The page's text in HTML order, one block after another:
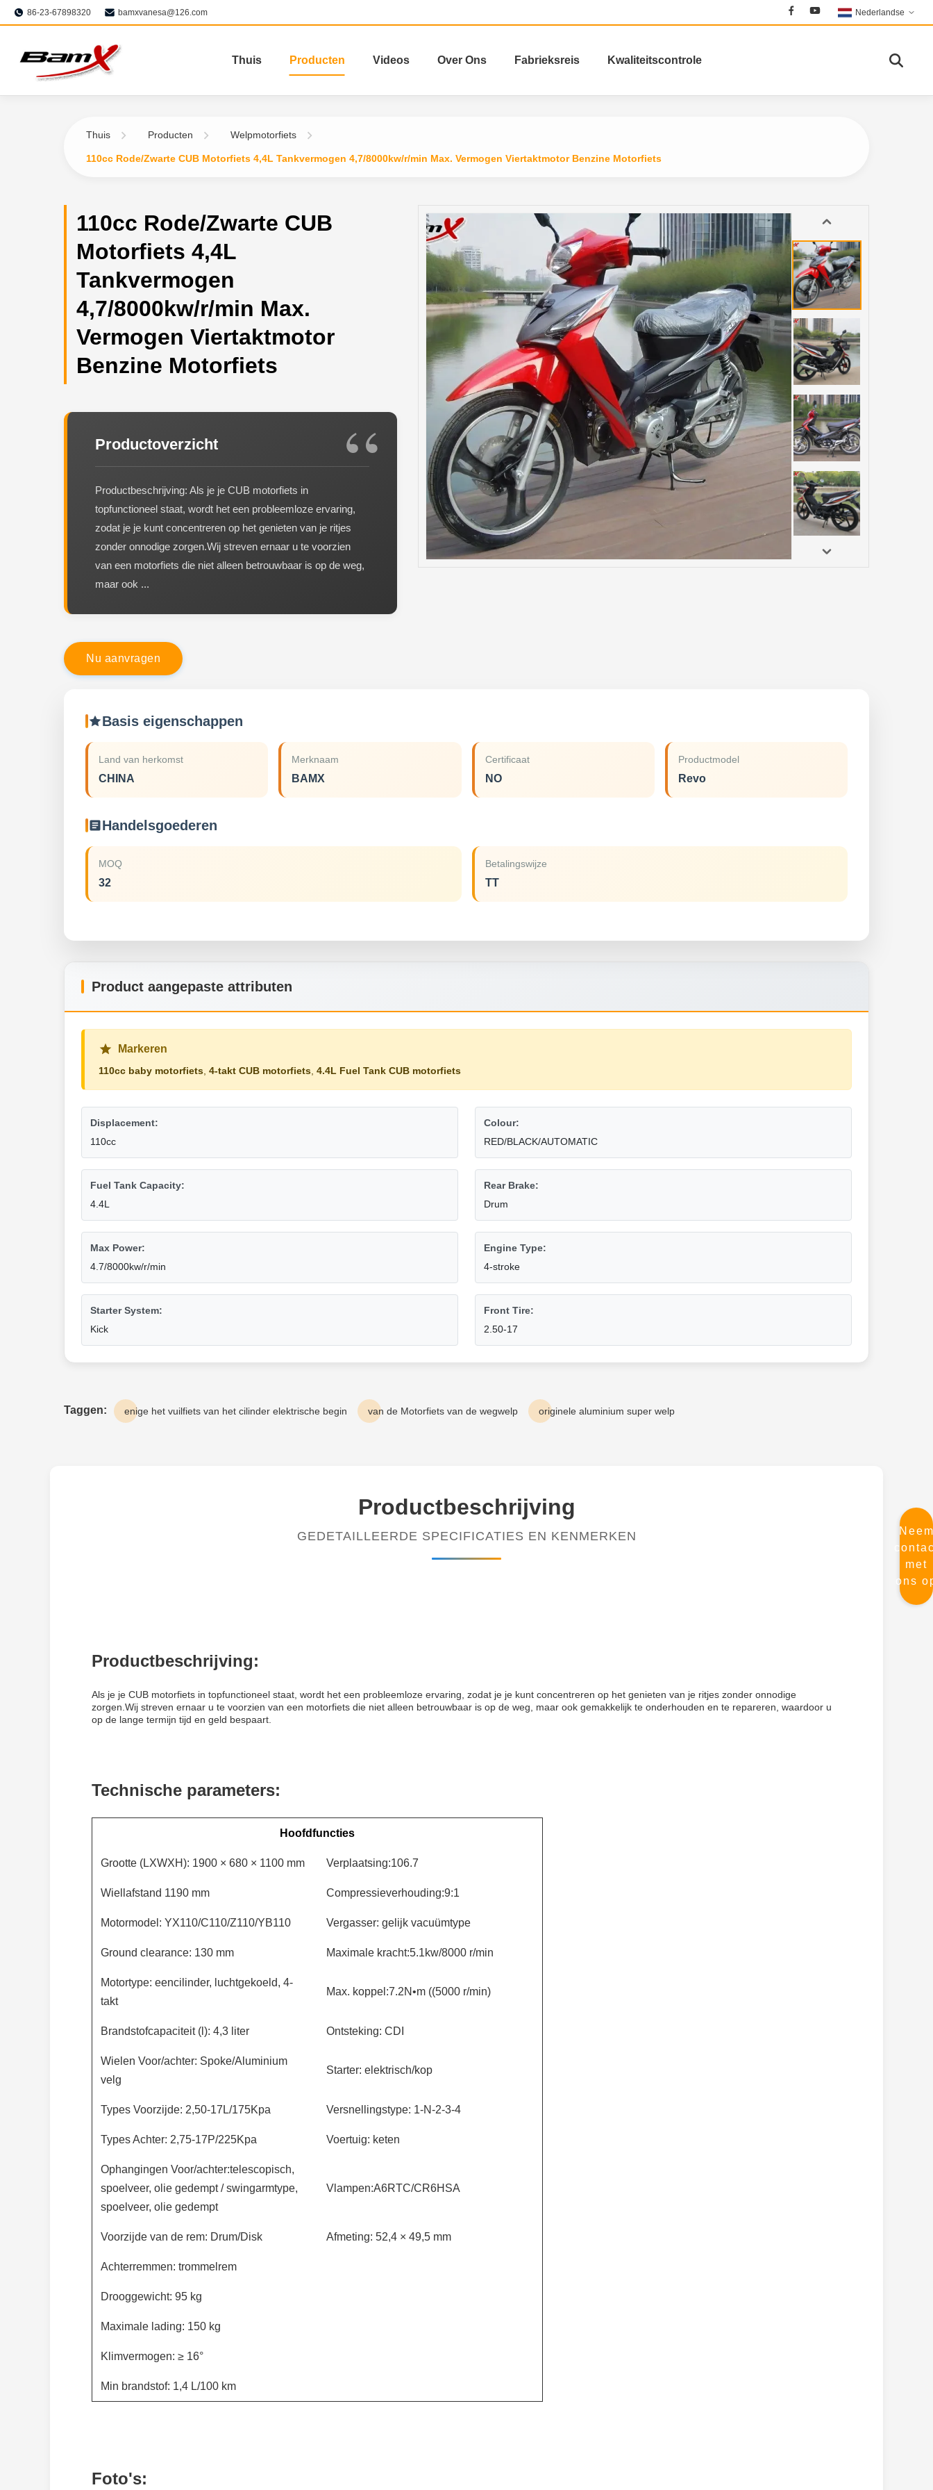
86-23-67898320 bamxvanesa@126.com Nederlandse
Thuis Producten Videos Over Ons Fabrieksreis Kwaliteitscontrole
met
ons
Thuis Producten Welpmotorfiets
110cc Rode/Zwarte CUB Motorfiets 4,4L Tankvermogen 4,7/8000kw/r/min Max. Vermogen Viertaktmotor Benzine Motorfiets
110cc Rode/Zwarte CUB
Motorfiets 4,4L
Tankvermogen
4,7/8000kw/r/min Max.
Vermogen Viertaktmotor
Benzine Motorfiets
Productoverzicht
Productbeschrijving: Als je je CUB motorfiets in
topfunctioneel staat, wordt het een probleemloze ervaring,
zodat je je kunt concentreren op het genieten van je ritjes
zonder onnodige zorgen.Wij streven ernaar u te voorzien
van een motorfiets die niet alleen betrouwbaar is op de weg,
maar ook ...
N u aanvragen
Basis eigenschappen
Land van herkomst
CHINA
Merknaam
BAMX
Certificaat
NO
Productmodel
Revo
Handelsgoederen
MOQ
32
Betalingswijze
TT
Product aangepaste attributen
Markeren
110cc baby motorfiets, 4-takt CUB motorfiets, 4.4L Fuel Tank CUB motorfiets
Displacement:
110cc
Colour:
RED/BLACK/AUTOMATIC
Fuel Tank Capacity:
4.4L
Rear Brake:
Drum
Max Power:
4.7/8000kw/r/min
Engine Type:
4-stroke
Starter System:
Kick
Front Tire:
2.50-17
Taggen: enige het vuilfiets van het cilinder elektrische begin van de Motorfiets van de wegwelp originele aluminium super welp
Productbeschrijving
GEDETAILLEERDE SPECIFICATIES EN KENMERKEN
Productbeschrijving:
Als je je CUB motorfiets in topfunctioneel staat, wordt het een probleemloze ervaring, zodat je je kunt concentreren op het genieten van je ritjes zonder onnodige
zorgen.Wij streven ernaar u te voorzien van een motorfiets die niet alleen betrouwbaar is op de weg, maar ook gemakkelijk te onderhouden en te repareren, waardoor u
op de lange termijn tijd en geld bespaart.
Technische parameters:
Hoofdfuncties
Grootte (LXWXH): 1900 × 680 × 1100 mm Verplaatsing:106.7
Wiellafstand 1190 mm Compressieverhouding:9:1
Motormodel: YX110/C110/Z110/YB110 Vergasser: gelijk vacuümtype
Ground clearance: 130 mm Maximale kracht:5.1kw/8000 r/min
Motortype: eencilinder, luchtgekoeld, 4-
takt
Max. koppel:7.2N•m ((5000 r/min)
Brandstofcapaciteit (l): 4,3 liter Ontsteking: CDI
Wielen Voor/achter: Spoke/Aluminium
velg
Starter: elektrisch/kop
Types Voorzijde: 2,50-17L/175Kpa Versnellingstype: 1-N-2-3-4
Types Achter: 2,75-17P/225Kpa Voertuig: keten
Ophangingen Voor/achter:telescopisch,
spoelveer, olie gedempt / swingarmtype,
spoelveer, olie gedempt
Vlampen:A6RTC/CR6HSA
Voorzijde van de rem: Drum/Disk Afmeting: 52,4 × 49,5 mm
Achterremmen: trommelrem
Drooggewicht: 95 kg
Maximale lading: 150 kg
Klimvermogen: ≥ 16°
Min brandstof: 1,4 L/100 km
Foto's: